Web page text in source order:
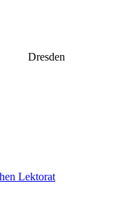
Dresden
Lektorat